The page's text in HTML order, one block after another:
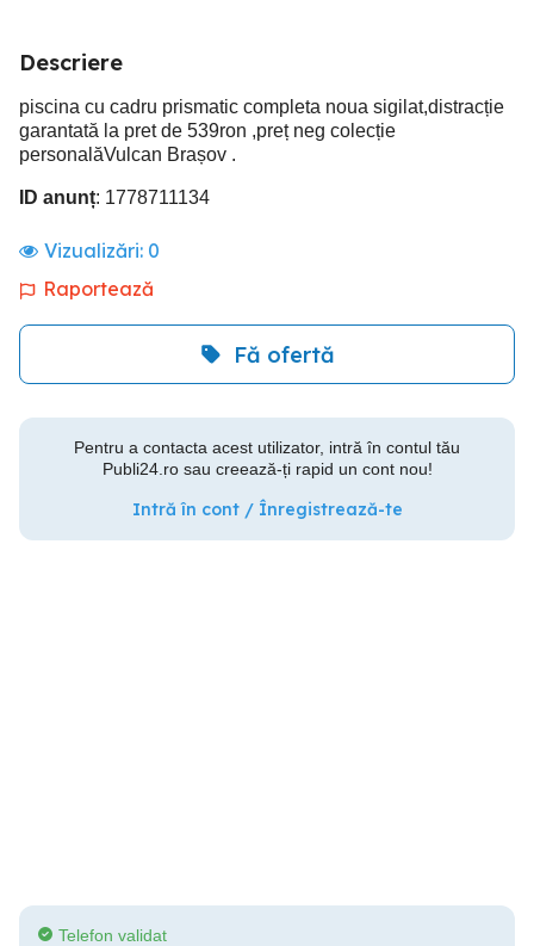
Descriere
piscina cu cadru prismatic completa noua sigilat,distracție
garantată la pret de 539ron ,preț neg colecție
personalăVulcan Brașov .
ID anunț: 1778711134
Vizualizări: 0
Raportează
Fă ofertă
Pentru a contacta acest utilizator, intră în contul tău
Publi24.ro sau creează-ți rapid un cont nou!
Intră în cont / Înregistrează-te
Telefon validat